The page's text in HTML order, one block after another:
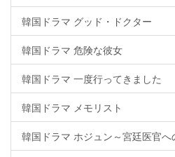
韓国ドラマ グッド・ドクター
韓国ドラマ 危険な彼女
韓国ドラマ 一度行ってきました
韓国ドラマ メモリスト
韓国ドラマ ホジュン～宮廷医官へ